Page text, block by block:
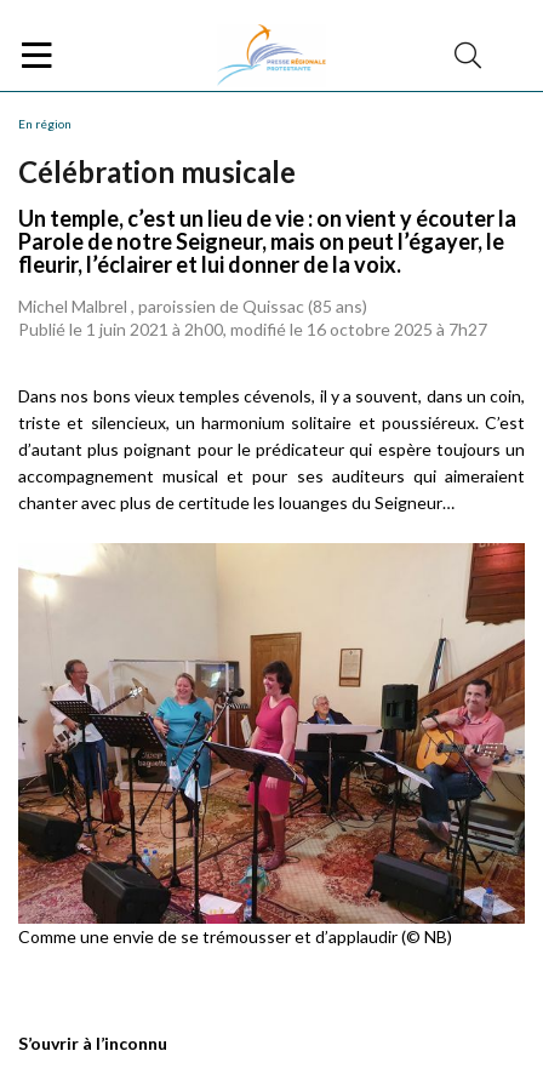
En région
Célébration musicale
Un temple, c’est un lieu de vie : on vient y écouter la
Parole de notre Seigneur, mais on peut l’égayer, le
fleurir, l’éclairer et lui donner de la voix.
Michel Malbrel , paroissien de Quissac (85 ans)
Publié le 1 juin 2021 à 2h00, modifié le 16 octobre 2025 à 7h27
Dans nos bons vieux temples cévenols, il y a souvent, dans un coin,
triste et silencieux, un harmonium solitaire et poussiéreux. C’est
d’autant plus poignant pour le prédicateur qui espère toujours un
accompagnement musical et pour ses auditeurs qui aimeraient
chanter avec plus de certitude les louanges du Seigneur…
Comme une envie de se trémousser et d’applaudir (© NB)
S’ouvrir à l’inconnu